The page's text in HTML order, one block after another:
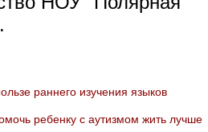
раннего изучения языков
ребенку с аутизмом жить лучше